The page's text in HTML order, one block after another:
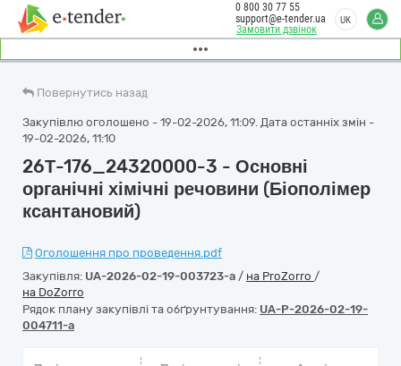
Замовити дзвінок
0 800 30 77 55
support@e-tender.ua
UK
Повернутись назад
Закупівлю оголошено - 19-02-2026, 11:09. Дата останніх змін -
19-02-2026, 11:10
26Т-176_24320000-3 - Основні
органічні хімічні речовини (Біополімер
ксантановий)
Оголошення про проведення.pdf
Закупівля: UA-2026-02-19-003723-a / на ProZorro /
на DoZorro
Рядок плану закупівлі та обґрунтування: UA-P-2026-02-19-
004711-a